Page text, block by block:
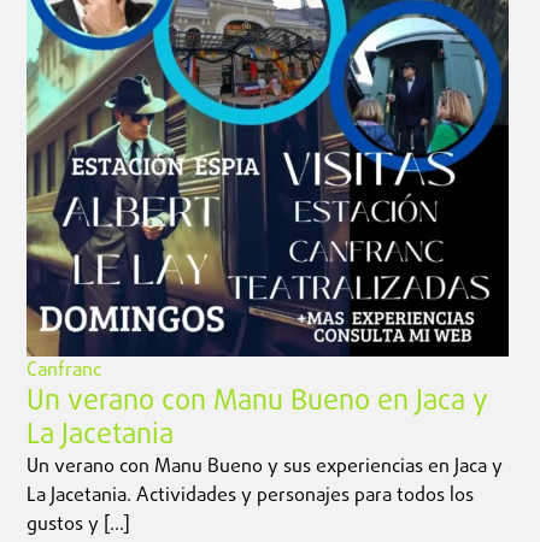
Canfranc
Un verano con Manu Bueno en Jaca y
La Jacetania
Un verano con Manu Bueno y sus experiencias en Jaca y
La Jacetania. Actividades y personajes para todos los
gustos y […]